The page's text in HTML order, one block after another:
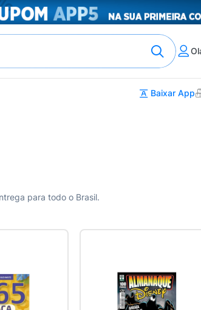
Baixar App
para todo o Brasil.